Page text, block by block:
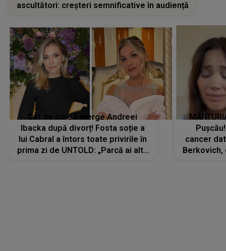
ascultători: creșteri semnificative în audiență
Cât de bine îi merge Andreei
Ibacka după divorț! Fosta soție a
lui Cabral a întors toate privirile în
prima zi de UNTOLD: „Parcă ai altă
cancer
Berkovich,